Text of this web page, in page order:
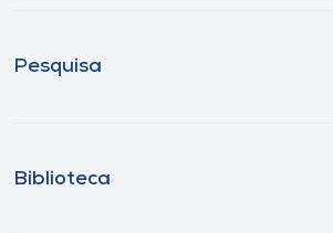
Pesquisa
Biblioteca